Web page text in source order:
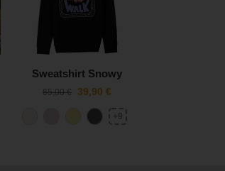
Sweatshirt Snowy
65,00€ 39,90€